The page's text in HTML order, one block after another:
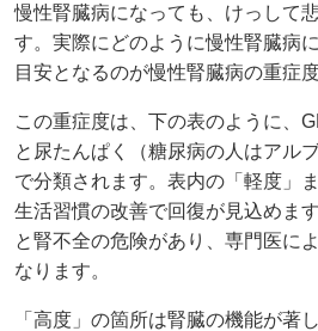
慢性腎臓病になっても、けっして
す。実際にどのように慢性腎臓病
目安となるのが慢性腎臓病の重症
この重症度は、下の表のように、
と尿たんぱく（糖尿病の人はアル
で分類されます。表内の「軽度」
生活習慣の改善で回復が見込めま
と腎不全の危険があり、専門医に
なります。
「高度」の箇所は腎臓の機能が著